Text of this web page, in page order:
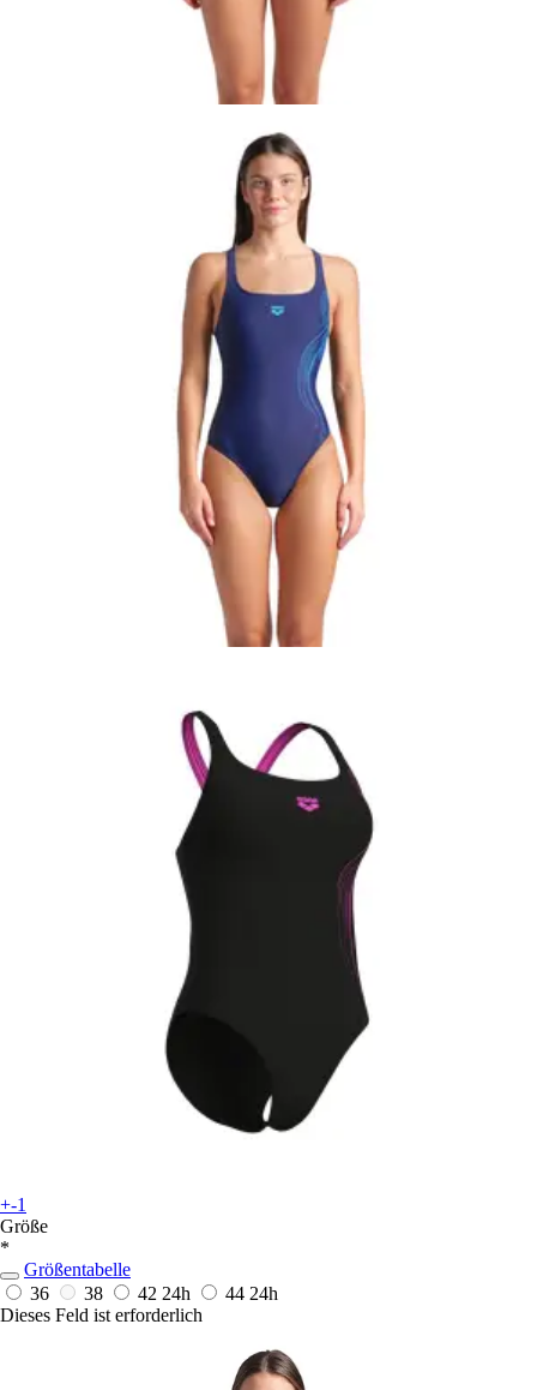
+-1
Größe
*
Größentabelle
36
38 42 24h 44 24h
Dieses Feld ist erforderlich